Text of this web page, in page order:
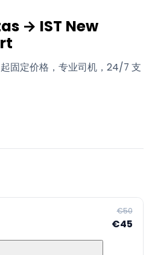
→ IST New
固定价格，专业司机，24/7 支
€50
€45